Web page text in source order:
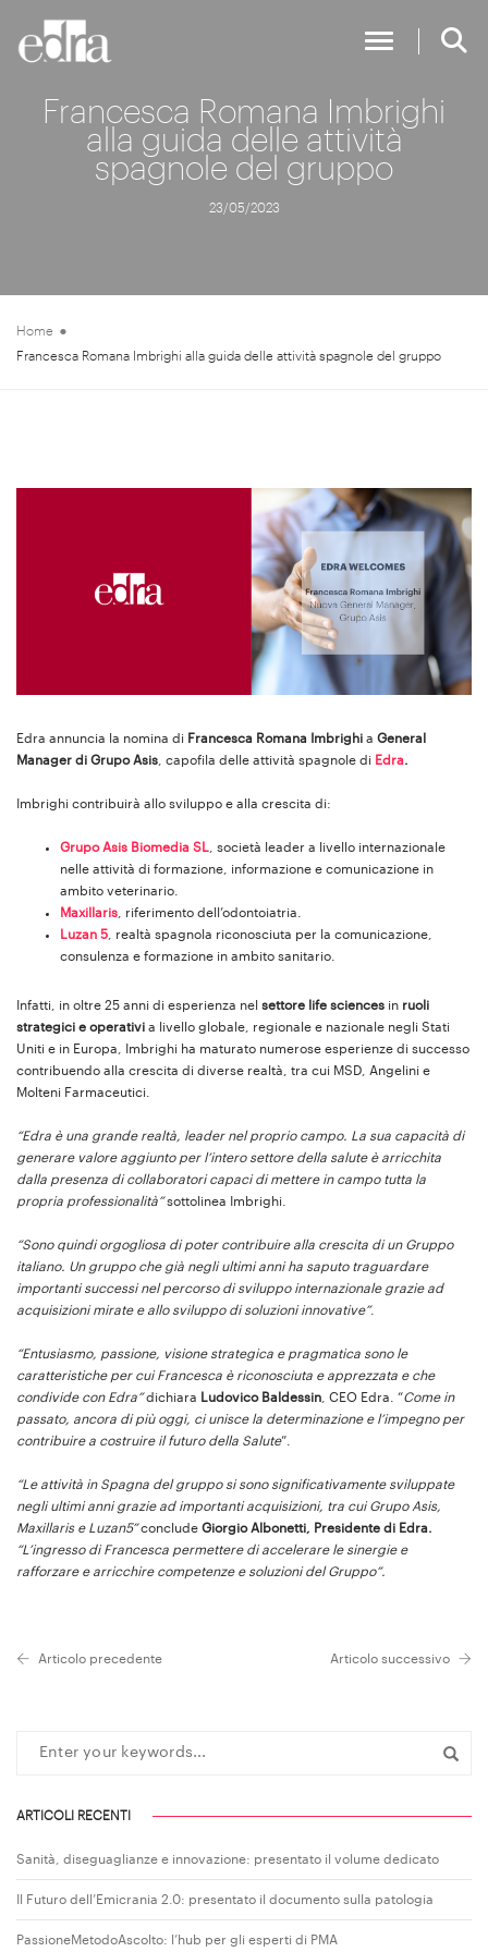
Toggle
Francesca Romana Imbrighi
alla guida delle attività
spagnole del gruppo
23/05/2023
Home
Francesca Romana Imbrighi alla guida delle attività spagnole del gruppo
Edra annuncia la nomina di Francesca Romana Imbrighi a General
Manager di Grupo Asis, capofila delle attività spagnole di Edra.
Imbrighi contribuirà allo sviluppo e alla crescita di:
Grupo Asis Biomedia SL, società leader a livello internazionale
nelle attività di formazione, informazione e comunicazione in
ambito veterinario.
Maxillaris, riferimento dell’odontoiatria.
Luzan 5, realtà spagnola riconosciuta per la comunicazione,
consulenza e formazione in ambito sanitario.
Infatti, in oltre 25 anni di esperienza nel settore life sciences in ruoli
strategici e operativi a livello globale, regionale e nazionale negli Stati
Uniti e in Europa, Imbrighi ha maturato numerose esperienze di successo
contribuendo alla crescita di diverse realtà, tra cui MSD, Angelini e
Molteni Farmaceutici.
“Edra è una grande realtà, leader nel proprio campo. La sua capacità di
generare valore aggiunto per l’intero settore della salute è arricchita
dalla presenza di collaboratori capaci di mettere in campo tutta la
propria professionalità”sottolinea Imbrighi.
“Sono quindi orgogliosa di poter contribuire alla crescita di un Gruppo
italiano. Un gruppo che già negli ultimi anni ha saputo traguardare
importanti successi nel percorso di sviluppo internazionale grazie ad
acquisizioni mirate e allo sviluppo di soluzioni innovative”.
“Entusiasmo, passione, visione strategica e pragmatica sono le
caratteristiche per cui Francesca è riconosciuta e apprezzata e che
condivide con Edra”dichiara Ludovico Baldessin, CEO Edra. “Come in
passato, ancora di più oggi, ci unisce la determinazione e l’impegno per
contribuire a costruire il futuro della Salute”.
“Le attività in Spagna del gruppo si sono significativamente sviluppate
negli ultimi anni grazie ad importanti acquisizioni, tra cui Grupo Asis,
Maxillaris e Luzan5”conclude Giorgio Albonetti, Presidente di Edra.
“L’ingresso di Francesca permettere di accelerare le sinergie e
rafforzare e arricchire competenze e soluzioni del Gruppo”.
Articolo precedente Articolo successivo
ARTICOLI RECENTI
Sanità, diseguaglianze e innovazione: presentato il volume dedicato
Il Futuro dell’Emicrania 2.0: presentato il documento sulla patologia
PassioneMetodoAscolto: l’hub per gli esperti di PMA